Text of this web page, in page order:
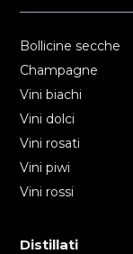
Bollicine secche
Champagne
Vini biachi
Vini dolci
Vini rosati
Vini piwi
Vini rossi
Distillati